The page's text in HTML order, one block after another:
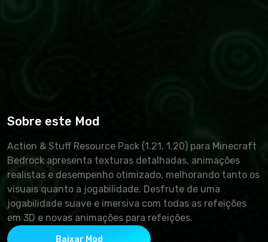
Sobre este Mod
Action & Stuff Resource Pack (1.21, 1.20) para Minecraft
Bedrock apresenta texturas detalhadas, animações
realistas e desempenho otimizado, melhorando tanto os
visuais quanto a jogabilidade. Desfrute de uma
jogabilidade suave e imersiva com todas as refeições
em 3D e novas animações para refeições.
Baixar Mod